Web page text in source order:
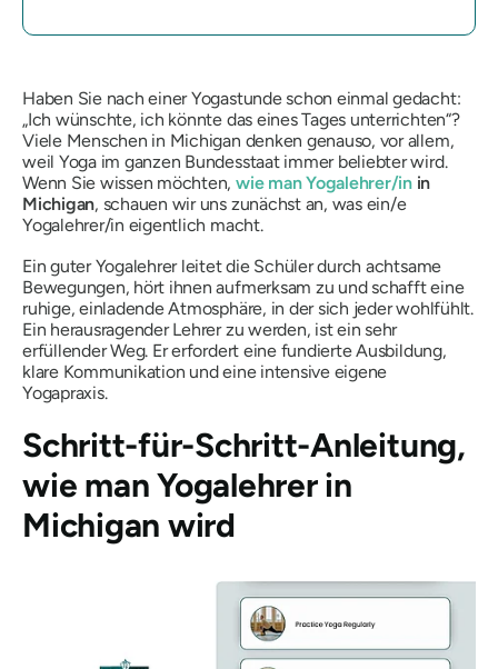
Haben Sie nach einer Yogastunde schon einmal gedacht:
„Ich wünschte, ich könnte das eines Tages unterrichten“?
Viele Menschen in Michigan denken genauso, vor allem,
weil Yoga im ganzen Bundesstaat immer beliebter wird.
Wenn Sie wissen möchten, wie man Yogalehrer/inin
Michigan, schauen wir uns zunächst an, was ein/e
Yogalehrer/in eigentlich macht.
Ein guter Yogalehrer leitet die Schüler durch achtsame
Bewegungen, hört ihnen aufmerksam zu und schafft eine
ruhige, einladende Atmosphäre, in der sich jeder wohlfühlt.
Ein herausragender Lehrer zu werden, ist ein sehr
erfüllender Weg. Er erfordert eine fundierte Ausbildung,
klare Kommunikation und eine intensive eigene
Yogapraxis.
Schritt-für-Schritt-Anleitung,
wie man Yogalehrer in
Michigan wird